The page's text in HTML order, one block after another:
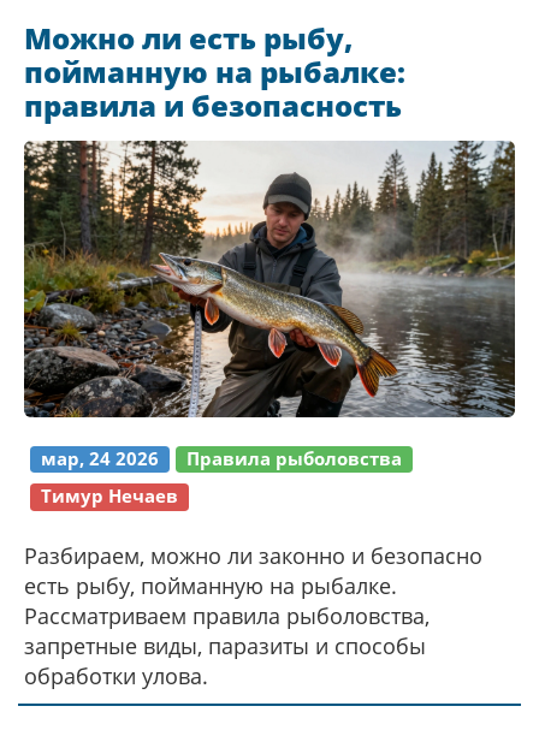
Можно ли есть рыбу,
пойманную на рыбалке:
правила и безопасность
мар, 24 2026
Правила рыболовства
Тимур Нечаев
Разбираем, можно ли законно и безопасно
есть рыбу, пойманную на рыбалке.
Рассматриваем правила рыболовства,
запретные виды, паразиты и способы
обработки улова.